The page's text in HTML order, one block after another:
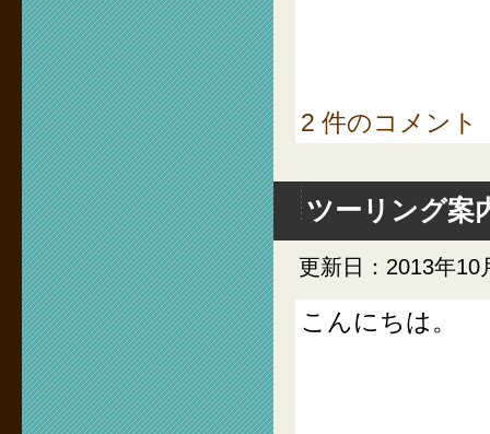
2 件のコメント
ツーリング案
更新日：2013年10
こんにちは。